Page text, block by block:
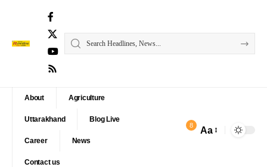
About Agriculture
Uttarakhand Blog Live
Career News
Contact us
8 Aa